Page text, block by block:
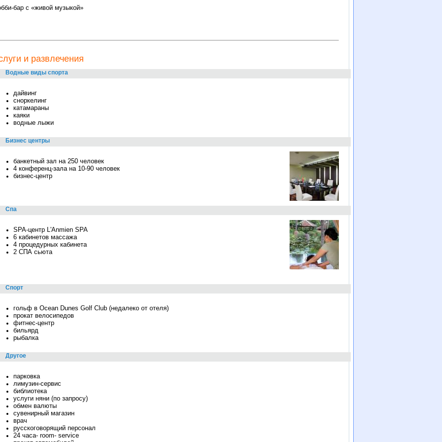
бар с «живой музыкой»
и развлечения
Водные виды спорта
дайвинг
сноркелинг
катамараны
каяки
водные лыжи
Бизнес центры
банкетный зал на 250 человек
4 конференц-зала на 10-90 человек
бизнес-центр
Спа
SPA-центр L'Anmien SPA
6 кабинетов массажа
4 процедурных кабинета
2 СПА сьюта
Спорт
гольф в Ocean Dunes Golf Club (недалеко от отеля)
прокат велосипедов
фитнес-центр
бильярд
рыбалка
Другое
парковка
лимузин-сервис
библиотека
услуги няни (по запросу)
обмен валюты
сувенирный магазин
врач
русскоговорящий персонал
24 часа- room- service